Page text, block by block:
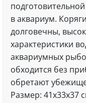
в аквариум.
долговечны,
характеристики
аквариумных
обходится без
обретaют
Размер: 41x33x37